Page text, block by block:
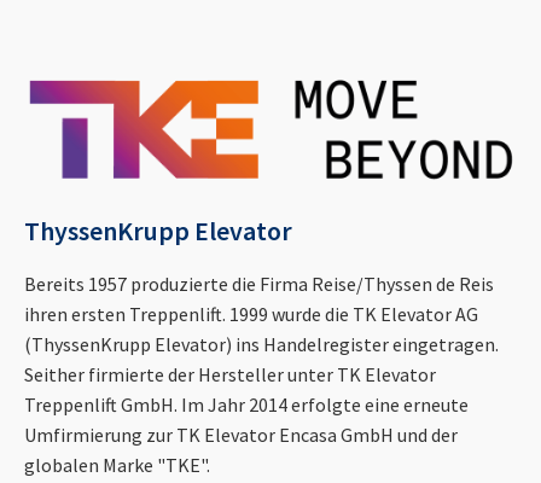
ThyssenKrupp Elevator
Bereits 1957 produzierte die Firma Reise/Thyssen de Reis
ihren ersten Treppenlift. 1999 wurde die TK Elevator AG
(ThyssenKrupp Elevator) ins Handelregister eingetragen.
Seither firmierte der Hersteller unter TK Elevator
Treppenlift GmbH. Im Jahr 2014 erfolgte eine erneute
Umfirmierung zur TK Elevator Encasa GmbH und der
globalen Marke "TKE".